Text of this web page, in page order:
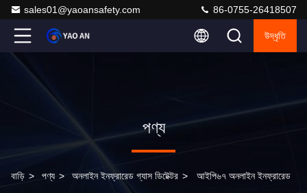
sales01@yaoansafety.com 86-0755-26418507
উদ্ধৃতি
পণ্য
বাড়ি > পণ্য > অনলাইন ইনফ্রারেড গ্যাস ডিটেক্টর > আইপি৬৭ অনলাইন ইনফ্রারেড